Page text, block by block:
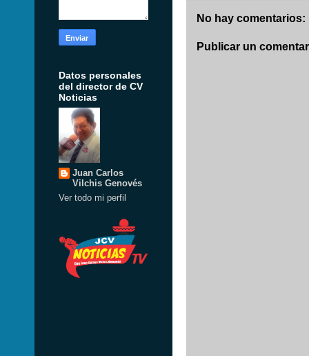
No hay comentarios:
Publicar un
Datos personales
del director de CV
Noticias
Juan Carlos
Vilchis Genovés
Ver todo mi perfil